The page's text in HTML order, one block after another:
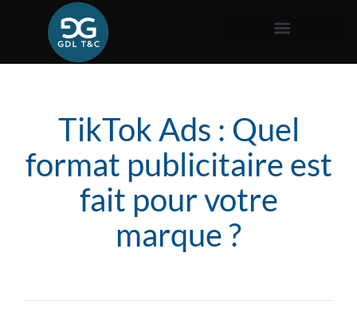
TikTok Ads : Quel
format publicitaire est
fait pour votre
marque ?